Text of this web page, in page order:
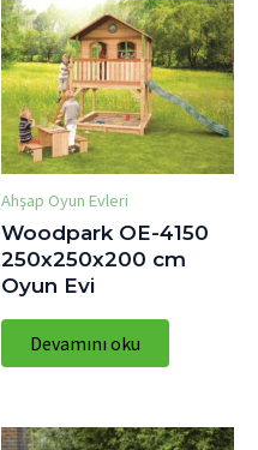
Ahşap Oyun Evleri
Woodpark OE-4150
250x250x200 cm
Oyun Evi
Devamını oku